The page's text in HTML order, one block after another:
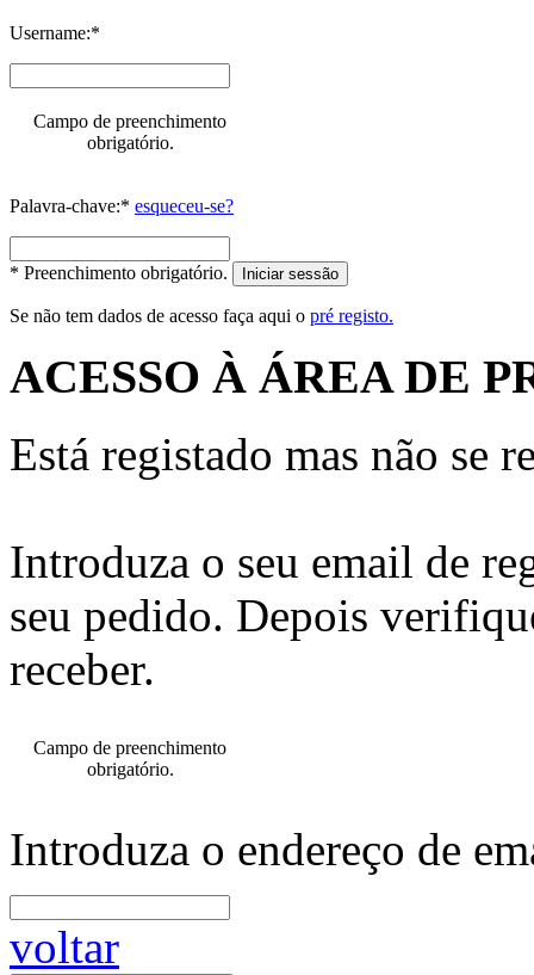
Username:*
Campo de preenchimento
obrigatório.
Palavra-chave:* esqueceu-se?
* Preenchimento obrigatório. Iniciar sessão
Se não tem dados de acesso faça aqui o pré registo.
ACESSO À ÁREA DE
Está registado mas não se
Introduza o seu email de
seu pedido. Depois
receber.
Campo de preenchimento
obrigatório.
Introduza o endereço de
voltar